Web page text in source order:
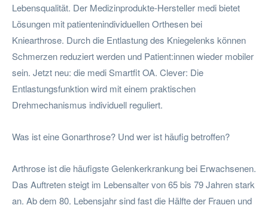
Lebensqualität. Der Medizinprodukte-Hersteller medi bietet
Lösungen mit patientenindividuellen Orthesen bei
Kniearthrose. Durch die Entlastung des Kniegelenks können
Schmerzen reduziert werden und Patient:innen wieder mobiler
sein. Jetzt neu: die medi Smartfit OA. Clever: Die
Entlastungsfunktion wird mit einem praktischen
Drehmechanismus individuell reguliert.
Was ist eine Gonarthrose? Und wer ist häufig betroffen?
Arthrose ist die häufigste Gelenkerkrankung bei Erwachsenen.
Das Auftreten steigt im Lebensalter von 65 bis 79 Jahren stark
an. Ab dem 80. Lebensjahr sind fast die Hälfte der Frauen und